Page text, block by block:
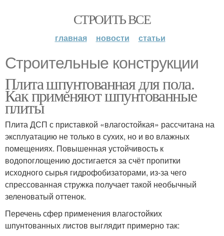
СТРОИТЬ ВСЕ
главная новости статьи
Строительные конструкции
Плита шпунтованная для пола.
Как применяют шпунтованные
плиты
Плита ДСП с приставкой «влагостойкая» рассчитана на
эксплуатацию не только в сухих, но и во влажных
помещениях. Повышенная устойчивость к
водопоглощению достигается за счёт пропитки
исходного сырья гидрофобизаторами, из-за чего
спрессованная стружка получает такой необычный
зеленоватый оттенок.
Перечень сфер применения влагостойких
шпунтованных листов выглядит примерно так: